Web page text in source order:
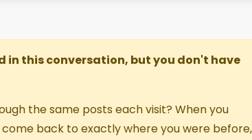
in this conversation, but you don't have
the same posts each visit? When you
back to exactly where you were before,